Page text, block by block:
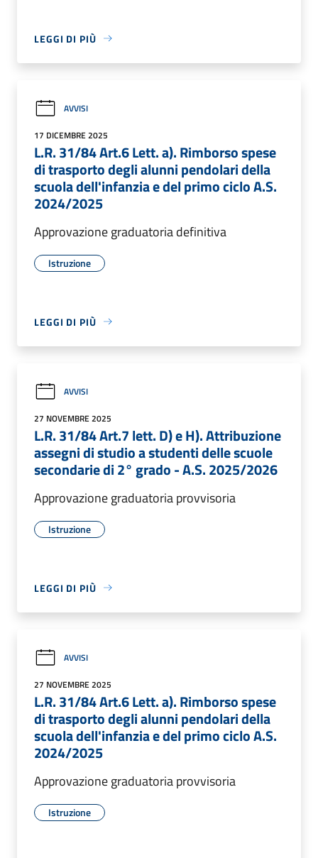
LEGGI DI PIÙ
AVVISI
17 DICEMBRE 2025
L.R. 31/84 Art.6 Lett. a). Rimborso spese
di trasporto degli alunni pendolari della
scuola dell'infanzia e del primo ciclo A.S.
2024/2025
Approvazione graduatoria definitiva
Istruzione
LEGGI DI PIÙ
AVVISI
27 NOVEMBRE 2025
L.R. 31/84 Art.7 lett. D) e H). Attribuzione
assegni di studio a studenti delle scuole
secondarie di 2° grado - A.S. 2025/2026
Approvazione graduatoria provvisoria
Istruzione
LEGGI DI PIÙ
AVVISI
27 NOVEMBRE 2025
L.R. 31/84 Art.6 Lett. a). Rimborso spese
di trasporto degli alunni pendolari della
scuola dell'infanzia e del primo ciclo A.S.
2024/2025
Approvazione graduatoria provvisoria
Istruzione